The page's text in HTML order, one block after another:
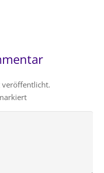
veröffentlicht.